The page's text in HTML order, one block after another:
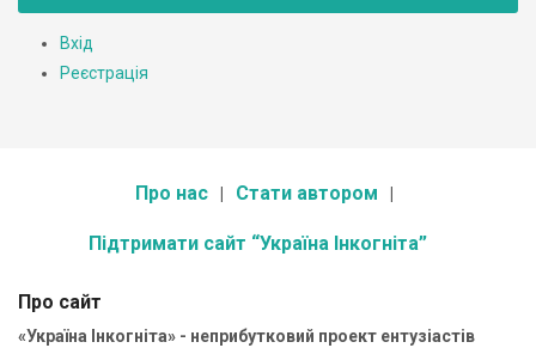
Вхід
Реєстрація
Про нас Стати автором
Підтримати сайт “Україна Інкогніта”
Про сайт
«Україна Інкогніта» - неприбутковий проект ентузіастів